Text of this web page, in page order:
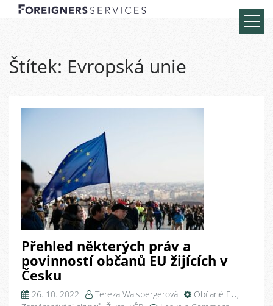
Štítek: Evropská unie
Přehled některých práv a
povinností občanů EU žijících v
Česku
26. 10. 2022 Tereza Walsbergerová Občané EU,